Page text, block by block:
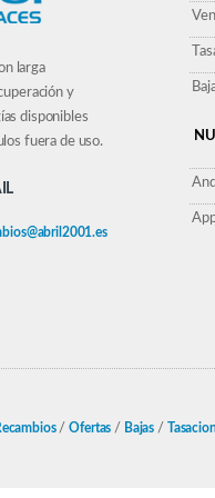
larga
y
disponibles
fuera de uso.
/ Ofertas / Bajas /